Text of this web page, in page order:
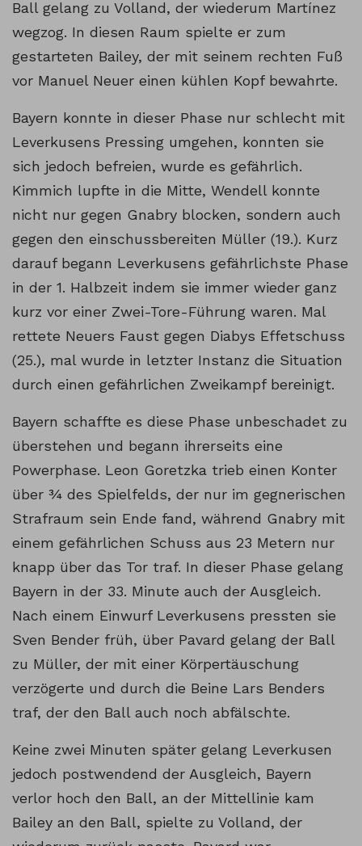
Ball gelang zu Volland, der wiederum Martínez
wegzog. In diesen Raum spielte er zum
gestarteten Bailey, der mit seinem rechten Fuß
vor Manuel Neuer einen kühlen Kopf bewahrte.
Bayern konnte in dieser Phase nur schlecht mit
Leverkusens Pressing umgehen, konnten sie
sich jedoch befreien, wurde es gefährlich.
Kimmich lupfte in die Mitte, Wendell konnte
nicht nur gegen Gnabry blocken, sondern auch
gegen den einschussbereiten Müller (19.). Kurz
darauf begann Leverkusens gefährlichste Phase
in der 1. Halbzeit indem sie immer wieder ganz
kurz vor einer Zwei-Tore-Führung waren. Mal
rettete Neuers Faust gegen Diabys Effetschuss
(25.), mal wurde in letzter Instanz die Situation
durch einen gefährlichen Zweikampf bereinigt.
Bayern schaffte es diese Phase unbeschadet zu
überstehen und begann ihrerseits eine
Powerphase. Leon Goretzka trieb einen Konter
über ¾ des Spielfelds, der nur im gegnerischen
Strafraum sein Ende fand, während Gnabry mit
einem gefährlichen Schuss aus 23 Metern nur
knapp über das Tor traf. In dieser Phase gelang
Bayern in der 33. Minute auch der Ausgleich.
Nach einem Einwurf Leverkusens pressten sie
Sven Bender früh, über Pavard gelang der Ball
zu Müller, der mit einer Körpertäuschung
verzögerte und durch die Beine Lars Benders
traf, der den Ball auch noch abfälschte.
Keine zwei Minuten später gelang Leverkusen
jedoch postwendend der Ausgleich, Bayern
verlor hoch den Ball, an der Mittellinie kam
Bailey an den Ball, spielte zu Volland, der